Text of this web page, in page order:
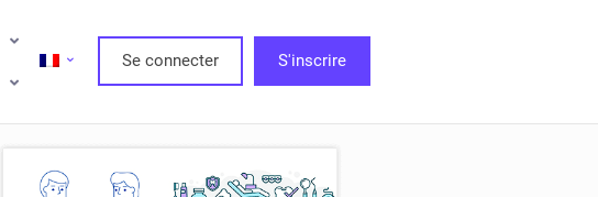
Se connecter S'inscrire